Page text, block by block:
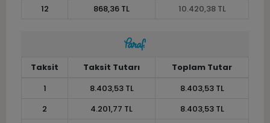
12
868,36 TL 10.420,38 TL
Taksit Taksit Tutarı
Toplam Tutar
1
8.403,53 TL
8.403,53 TL
2
4.201,77 TL
8.403,53 TL